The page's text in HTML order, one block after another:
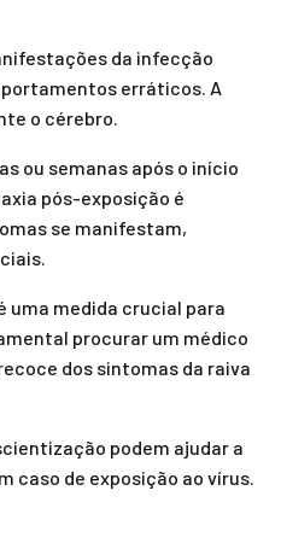
da infecção
erráticos. A
o cérebro.
ou semanas após o início
pós-exposição é
se manifestam,
uma medida crucial para
procurar um médico
dos sintomas da raiva
podem ajudar a
caso de exposição ao vírus.